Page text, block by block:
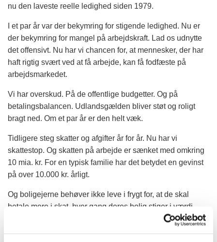
nu den laveste reelle ledighed siden 1979.
I et par år var der bekymring for stigende ledighed. Nu er
der bekymring for mangel på arbejdskraft. Lad os udnytte
det offensivt. Nu har vi chancen for, at mennesker, der har
haft rigtig svært ved at få arbejde, kan få fodfæste på
arbejdsmarkedet.
Vi har overskud. På de offentlige budgetter. Og på
betalingsbalancen. Udlandsgælden bliver støt og roligt
bragt ned. Om et par år er den helt væk.
Tidligere steg skatter og afgifter år for år. Nu har vi
skattestop. Og skatten på arbejde er sænket med omkring
10 mia. kr. For en typisk familie har det betydet en gevinst
på over 10.000 kr. årligt.
Og boligejerne behøver ikke leve i frygt for, at de skal
betale mere i skat, hver gang deres bolig stiger i værdi.